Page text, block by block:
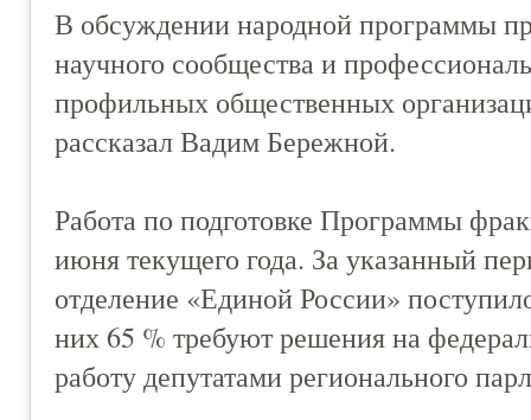
В обсуждении народной программы
научного сообщества и
профильных общественных
рассказал Вадим Бережной.
Работа по подготовке Программы
июня текущего года. За указанный
отделение «Единой России»
них 65 % требуют решения на
работу депутатами регионального